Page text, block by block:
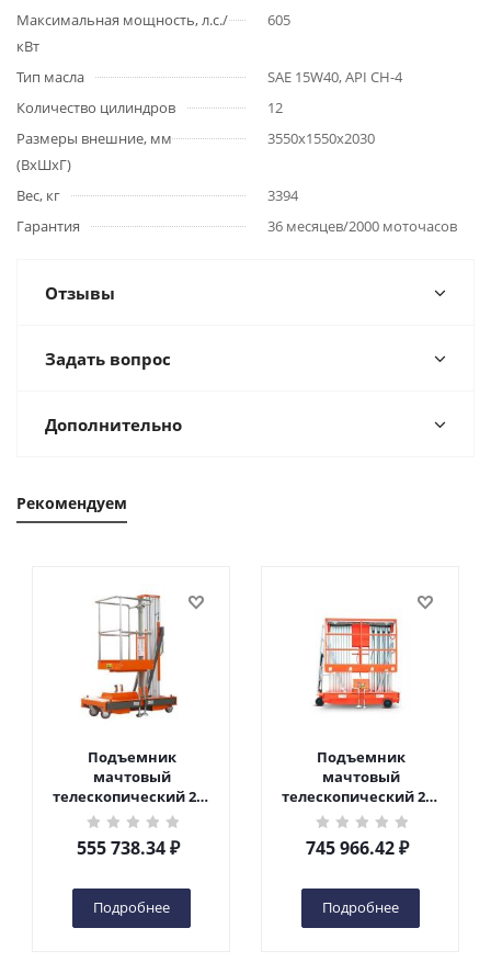
Максимальная мощность, л.с./
кВт
605
Тип масла
SAE 15W40, API CH-4
Количество цилиндров
12
Размеры внешние, мм
(ВхШхГ)
3550x1550x2030
Вес, кг
3394
Гарантия
36 месяцев/2000 моточасов
Отзывы
Задать вопрос
Дополнительно
Рекомендуем
Подъемник
мачтовый
телескопический 200
кг 6 м TOR GTWY6-200S
DC 2-мачтовый
(автономный) (G) в
555 738.34₽
Подробнее
Подъемник
мачтовый
телескопический 200
кг 10 м TOR GTWY10-
200S DC 2-мачтовый
(автономный) (N) в
745 966.42₽
Подробнее